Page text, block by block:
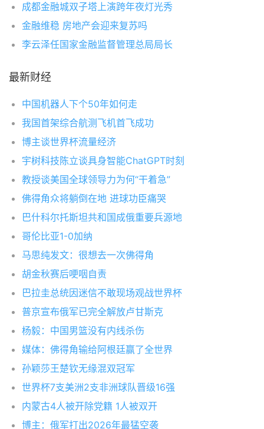
成都金融城双子塔上演跨年夜灯光秀
金融维稳 房地产会迎来复苏吗
李云泽任国家金融监督管理总局局长
最新财经
中国机器人下个50年如何走
我国首架综合航测飞机首飞成功
博主谈世界杯流量经济
宇树科技陈立谈具身智能ChatGPT时刻
教授谈美国全球领导力为何“干着急”
佛得角众将躺倒在地 进球功臣痛哭
巴什科尔托斯坦共和国成俄重要兵源地
哥伦比亚1-0加纳
马思纯发文：很想去一次佛得角
胡金秋赛后哽咽自责
巴拉圭总统因迷信不敢现场观战世界杯
普京宣布俄军已完全解放卢甘斯克
杨毅：中国男篮没有内线杀伤
媒体：佛得角输给阿根廷赢了全世界
孙颖莎王楚钦无缘混双冠军
世界杯7支美洲2支非洲球队晋级16强
内蒙古4人被开除党籍 1人被双开
博主：俄军打出2026年最猛空袭